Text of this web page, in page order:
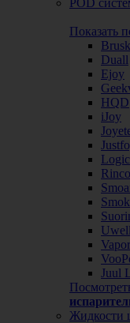
POD
Показать
Duall
Ejoy
HQD
iJoy
Logic
Smok
Uwell
Juul
Жидкости